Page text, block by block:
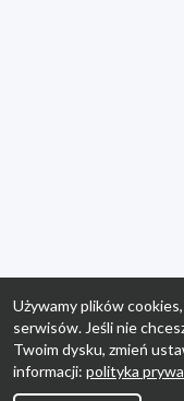
Używamy plików
serwisów. Jeśli nie
Twoim dysku, zmień
informacji: polityka